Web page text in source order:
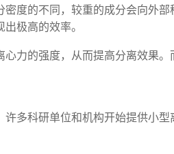
度的不同，较重的成分会向外部
极高的效率。
力的强度，从而提高分离效果
多科研单位和机构开始提供小